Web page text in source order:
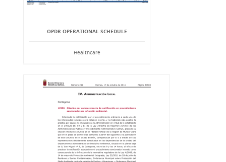
OPDR OPERATIONAL SCHEDULE
Healthcare